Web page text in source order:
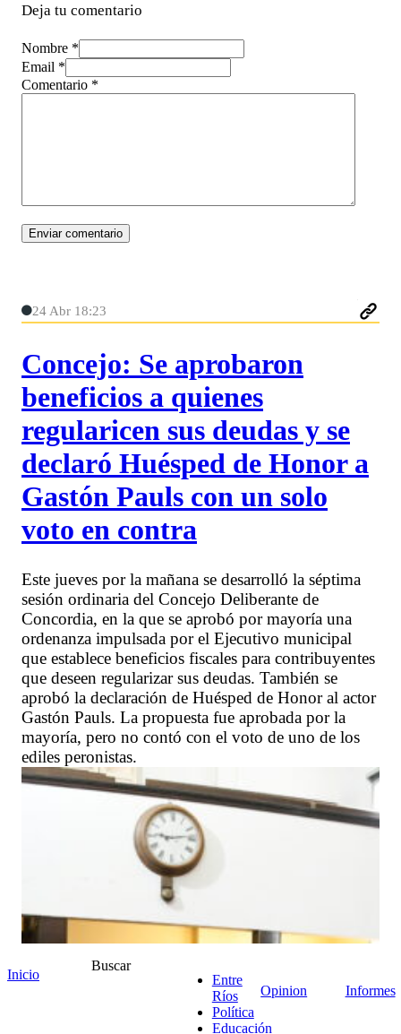
Deja tu comentario
Nombre *
Email *
Comentario *
24 Abr 18:23
Concejo: Se aprobaron
beneficios a quienes
regularicen sus deudas y se
declaró Huésped de Honor a
Gastón Pauls con un solo
voto en contra
Este jueves por la mañana se desarrolló la séptima
sesión ordinaria del Concejo Deliberante de
Concordia, en la que se aprobó por mayoría una
ordenanza impulsada por el Ejecutivo municipal
que establece beneficios fiscales para contribuyentes
que deseen regularizar sus deudas. También se
aprobó la declaración de Huésped de Honor al actor
Gastón Pauls. La propuesta fue aprobada por la
mayoría, pero no contó con el voto de uno de los
ediles peronistas.
Inicio
Buscar
Entre
Ríos
Política
Educación
Opinion Informes